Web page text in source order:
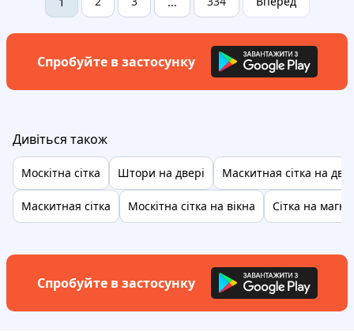
Спробуйте в застосунку
Дивіться також
Москітна сітка Штори на двері Маскитная сітка на
Маскитная сітка Москітна сітка на вікна Сітка на
Спробуйте в застосунку